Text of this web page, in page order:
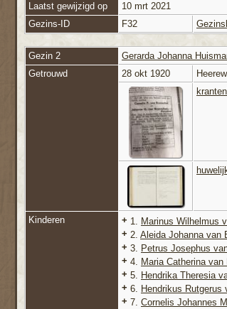
Laatst gewijzigd op
10 mrt 2021
Gezins-ID
F32
Gezin 2 Gerarda Johanna
Getrouwd
28 okt 1920
Kinderen + 1. Marinus Wilhelmus
+ 2. Aleida Johanna van
+ 3. Petrus Josephus
+ 4. Maria Catherina
+ 5. Hendrika Theresia
+ 6. Hendrikus Rutgerus
+ 7. Cornelis Johannes